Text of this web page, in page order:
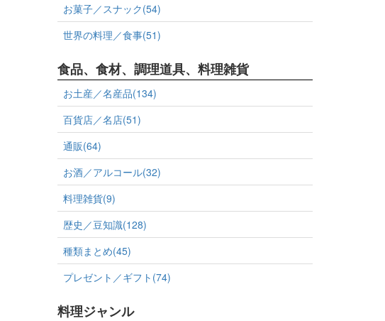
お菓子／スナック(54)
世界の料理／食事(51)
食品、食材、調理道具、料理雑貨
お土産／名産品(134)
百貨店／名店(51)
通販(64)
お酒／アルコール(32)
料理雑貨(9)
歴史／豆知識(128)
種類まとめ(45)
プレゼント／ギフト(74)
料理ジャンル